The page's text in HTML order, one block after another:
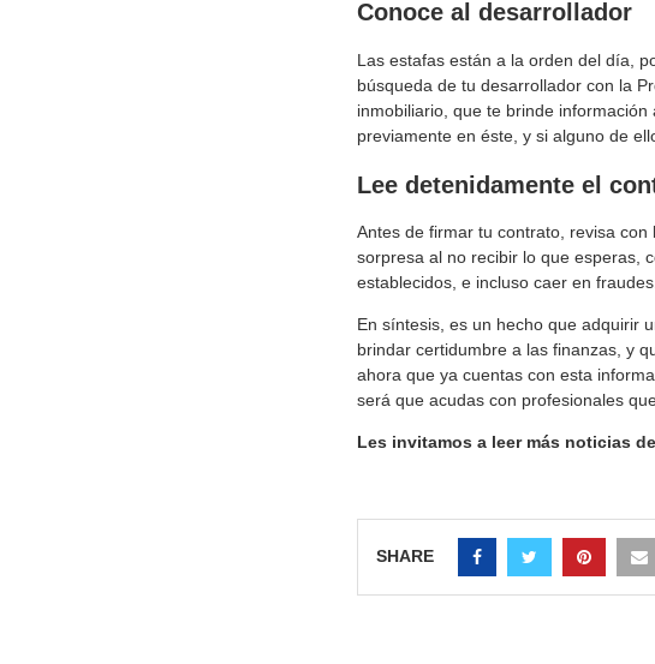
Conoce al desarrollador
Las estafas están a la orden del día,
búsqueda de tu desarrollador con la
inmobiliario, que te brinde
previamente en éste, y si alguno de
Lee detenidamente el
Antes de firmar tu contrato, revisa
sorpresa al no recibir lo que esperas,
establecidos, e incluso caer en
En síntesis, es un hecho que adquirir
brindar certidumbre a las finanzas, y
ahora que ya cuentas con esta
será que acudas con profesionales
Les invitamos a leer más noticias
SHARE